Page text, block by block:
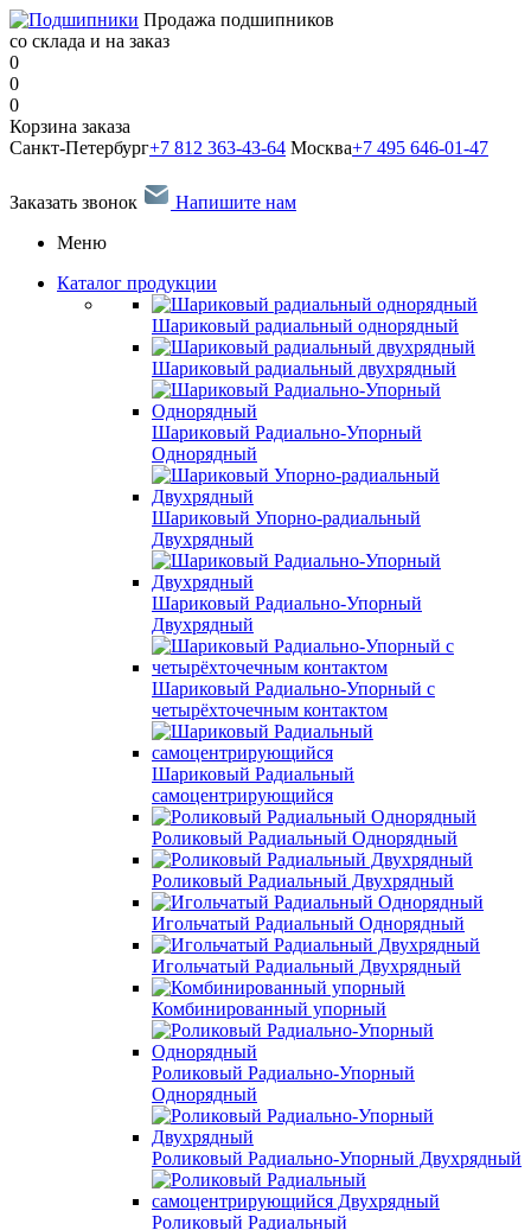
Продажа подшипников
со склада и на заказ
0
0
0
Корзина заказа
Санкт-Петербург+7 812 363-43-64 Москва+7 495 646-01-47
Заказать звонок
Напишите нам
Меню
Каталог продукции
Шариковый радиальный однорядный
Шариковый радиальный двухрядный
Шариковый Радиально-Упорный
Однорядный
Шариковый Упорно-радиальный
Двухрядный
Шариковый Радиально-Упорный
Двухрядный
Шариковый Радиально-Упорный с
четырёхточечным контактом
Шариковый Радиальный
самоцентрирующийся
Роликовый Радиальный Однорядный
Роликовый Радиальный Двухрядный
Игольчатый Радиальный Однорядный
Игольчатый Радиальный Двухрядный
Комбинированный упорный
Роликовый Радиально-Упорный
Однорядный
Роликовый Радиально-Упорный Двухрядный
Роликовый Радиальный